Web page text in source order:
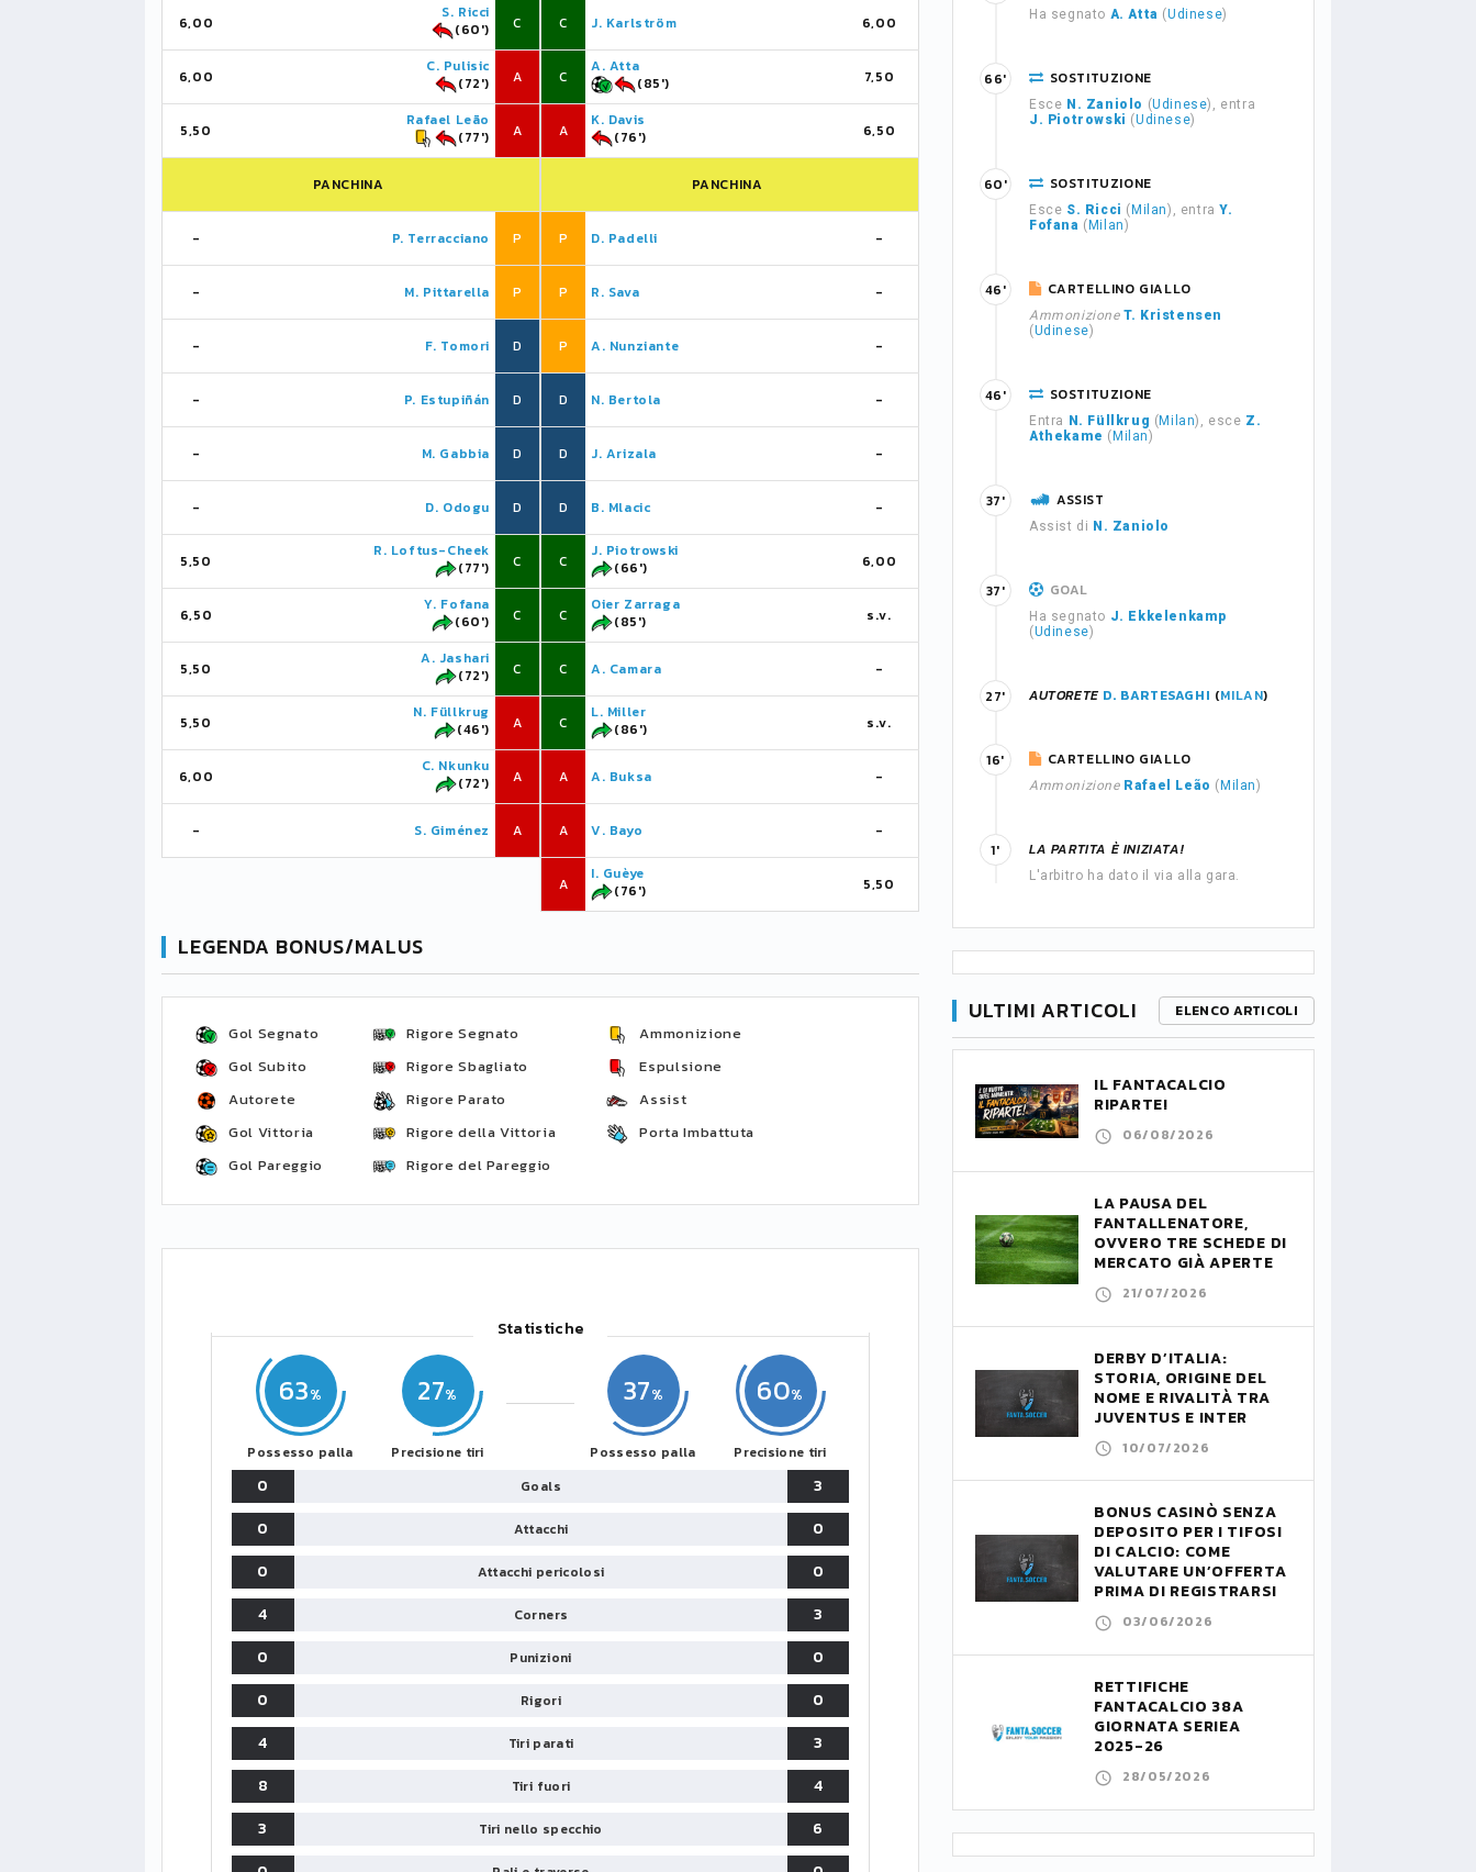
6,00
S. Ricci
(60')
C
6,00
C. Pulisic
(72')
A
5,50
Rafael Leão
(77')
A
PANCHINA
- P. Terracciano P
- M. Pittarella P
- F. Tomori D
- P. Estupiñán D
- M. Gabbia D
- D. Odogu D
5,50
R. Loftus-Cheek
(77')
C
6,50
Y. Fofana
(60')
C
5,50
A. Jashari
(72')
C
5,50
N. Füllkrug
(46')
A
6,00
C. Nkunku
(72')
A
- S. Giménez A
C J. Karlström 6,00
C
A. Atta
(85')
7,50
A
K. Davis
(76')
6,50
PANCHINA
P D. Padelli -
P R. Sava -
P A. Nunziante -
D N. Bertola -
D J. Arizala -
D B. Mlacic -
C
J. Piotrowski
(66')
6,00
C
Oier Zarraga
(85')
s.v.
C A. Camara -
C
L. Miller
(86')
s.v.
A A. Buksa -
A V. Bayo -
A
I. Guèye
(76')
5,50
LEGENDA BONUS/MALUS
Gol Segnato
Gol Subito
Autorete
Gol Vittoria
Gol Pareggio
Rigore Segnato
Rigore Sbagliato
Rigore Parato
Rigore della Vittoria
Rigore del Pareggio
Ammonizione
Espulsione
Assist
Porta Imbattuta
Statistiche
63
Possesso palla
27
Precisione tiri
37
Possesso palla
60
Precisione tiri
0 Goals
3
0
Attacchi
0
0
Attacchi pericolosi
0
4
Corners
3
0
Punizioni
0
0
Rigori
0
4
Tiri parati
3
8
Tiri fuori
4
3
Tiri nello specchio
6
Ha segnato A. Atta (Udinese)
SOSTITUZIONE
Esce N. Zaniolo (Udinese), entra
J. Piotrowski (Udinese)
66'
SOSTITUZIONE
Esce S. Ricci ( Milan), entraY.
Fofana ( Milan)
60'
CARTELLINO GIALLO
Ammonizione T. Kristensen
(Udinese)
46'
SOSTITUZIONE
Entra N. Füllkrug ( Milan), esce Z.
Athekame ( Milan)
46'
ASSIST
Assist di N. Zaniolo
37'
GOAL
Ha segnato J. Ekkelenkamp
(Udinese)
37'
AUTORETE D. BARTESAGHI (MILAN)
27'
CARTELLINO GIALLO
Ammonizione Rafael Leão ( Milan)
16'
LA PARTITA È INIZIATA!
L'arbitro ha dato il via alla gara.
1'
ULTIMI ARTICOLI ELENCO ARTICOLI
IL FANTACALCIO
RIPARTE!
06/08/2026
LA PAUSA DEL
FANTALLENATORE,
OVVERO TRE SCHEDE DI
MERCATO GIÀ APERTE
21/07/2026
DERBY D’ITALIA:
STORIA, ORIGINE DEL
NOME E RIVALITÀ TRA
JUVENTUS E INTER
10/07/2026
BONUS CASINÒ SENZA
DEPOSITO PER I TIFOSI
DI CALCIO: COME
VALUTARE UN’OFFERTA
PRIMA DI REGISTRARSI
03/06/2026
RETTIFICHE
FANTACALCIO 38A
GIORNATA SERIEA
2025-26
28/05/2026